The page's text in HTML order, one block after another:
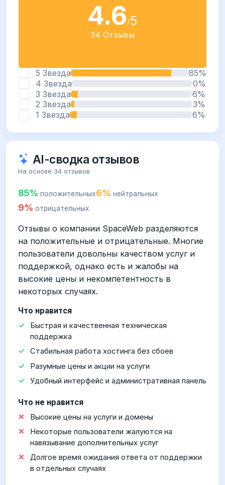
4.6/5
34 Отзывы
5 Звезда
85%
4 Звезда
0%
3 Звезда
6%
2 Звезда
3%
1 Звезда
6%
AI-сводка отзывов
На основе 34 отзывов
85% положительных6% нейтральных
9% отрицательных
Отзывы о компании SpaceWeb разделяются
на положительные и отрицательные. Многие
пользователи довольны качеством услуг и
поддержкой, однако есть и жалобы на
высокие цены и некомпетентность в
некоторых случаях.
Что нравится
Быстрая и качественная техническая
поддержка
Стабильная работа хостинга без сбоев
Разумные цены и акции на услуги
Удобный интерфейс и административная панель
Что не нравится
Высокие цены на услуги и домены
Некоторые пользователи жалуются на
навязывание дополнительных услуг
Долгое время ожидания ответа от поддержки
в отдельных случаях